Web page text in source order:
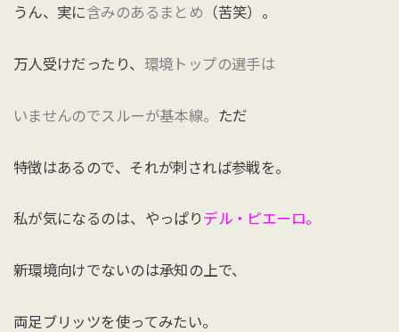
うん、実に含みのあるまとめ （苦笑）。
万人受けだったり、 環境トップの選手は
いませんのでスルーが基本線。 ただ
特徴はあるので、それが刺されば参戦を。
私が気になるのは、やっぱり デル・ピエーロ。
新環境向けでないのは承知の上で、
両足ブリッツを使ってみたい。